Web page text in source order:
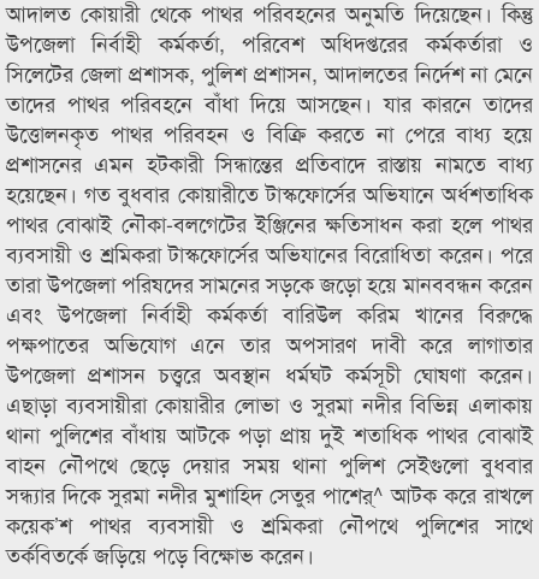
আদালত কোয়ারী থেকে পাথর পরিবহনের অনুমতি দিয়েছেন। কিন্তু
উপজেলা নির্বাহী কর্মকর্তা, পরিবেশ অধিদপ্তরের কর্মকর্তারা ও
সিলেটের জেলা প্রশাসক, পুলিশ প্রশাসন, আদালতের নির্দেশ না মেনে
তাদের পাথর পরিবহনে বাঁধা দিয়ে আসছেন। যার কারনে তাদের
উত্তোলনকৃত পাথর পরিবহন ও বিক্রি করতে না পেরে বাধ্য হয়ে
প্রশাসনের এমন হটকারী সিন্ধান্তের প্রতিবাদে রাস্তায় নামতে বাধ্য
হয়েছেন। গত বুধবার কোয়ারীতে টাস্কফোর্সের অভিযানে অর্ধশতাধিক
পাথর বোঝাই নৌকা-বলগেটের ইঞ্জিনের ক্ষতিসাধন করা হলে পাথর
ব্যবসায়ী ও শ্রমিকরা টাস্কফোর্সের অভিযানের বিরোধিতা করেন। পরে
তারা উপজেলা পরিষদের সামনের সড়কে জড়ো হয়ে মানববন্ধন করেন
এবং উপজেলা নির্বাহী কর্মকর্তা বারিউল করিম খানের বিরুদ্ধে
পক্ষপাতের অভিযোগ এনে তার অপসারণ দাবী করে লাগাতার
উপজেলা প্রশাসন চত্ত্বরে অবস্থান ধর্মঘট কর্মসূচী ঘোষণা করেন।
এছাড়া ব্যবসায়ীরা কোয়ারীর লোভা ও সুরমা নদীর বিভিন্ন এলাকায়
থানা পুলিশের বাঁধায় আটকে পড়া প্রায় দুই শতাধিক পাথর বোঝাই
বাহন নৌপথে ছেড়ে দেয়ার সময় থানা পুলিশ সেইগুলো বুধবার
সন্ধ্যার দিকে সুরমা নদীর মুশাহিদ সেতুর পাশের্^ আটক করে রাখলে
কয়েক’শ পাথর ব্যবসায়ী ও শ্রমিকরা নৌপথে পুলিশের সাথে
তর্কবিতর্কে জড়িয়ে পড়ে বিক্ষোভ করেন।